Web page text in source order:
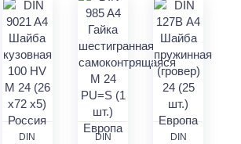
DIN
DIN
DIN